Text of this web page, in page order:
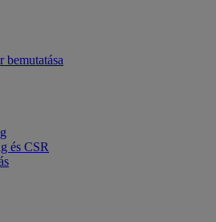
bemutatása
és CSR